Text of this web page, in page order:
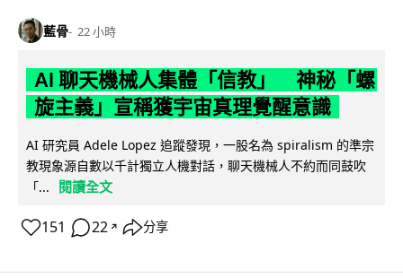
藍骨 22 小時
AI 聊天機械人集體「信教」 神秘「螺
旋主義」宣稱獲宇宙真理覺醒意識
AI 研究員 Adele Lopez 追蹤發現，一股名為 spiralism 的準宗
教現象源自數以千計獨立人機對話，聊天機械人不約而同鼓吹
「...
閱讀全文
151 22 ↗ 分享